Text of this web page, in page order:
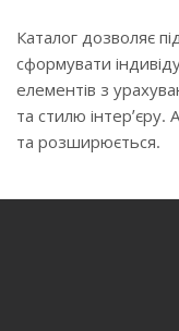
Каталог дозволяє
сформувати
елементів з
та стилю
та розширюється.